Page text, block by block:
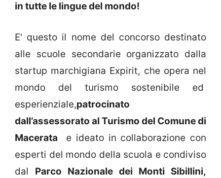
in tutte le lingue del mondo!
E' questo il nome del concorso destinato
alle scuole secondarie organizzato dalla
startup marchigiana Expirit, che opera nel
mondo del turismo sostenibile ed
esperienziale,patrocinato
dall’assessorato al Turismo del Comune di
Macerata e ideato in collaborazione con
esperti del mondo della scuola e condiviso
dal Parco Nazionale dei Monti Sibillini,